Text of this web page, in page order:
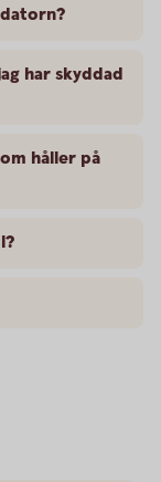
har skyddad
håller på